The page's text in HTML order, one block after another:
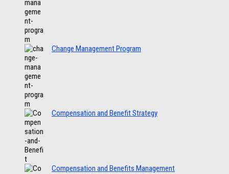
Change Management Program
Compensation and Benefit Strategy
Compensation and Benefits Management